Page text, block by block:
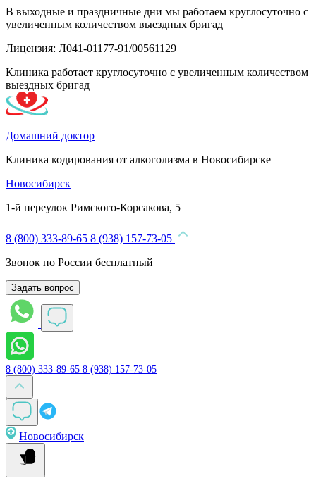
В выходные и праздничные дни мы работаем круглосуточно с
увеличенным количеством выездных бригад
Лицензия: Л041-01177-91/00561129
Клиника работает круглосуточно с увеличенным количеством
выездных бригад
Домашний доктор
Клиника кодирования от алкоголизма в Новосибирске
Новосибирск
1-й переулок Римского-Корсакова, 5
8 (800) 333-89-65 8 (938) 157-73-05
Звонок по России бесплатный
Задать вопрос
8 (800) 333-89-65 8 (938) 157-73-05
Новосибирск